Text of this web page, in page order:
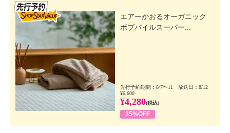
エアーかおるオーガニック
ボブパイルスーパー...
先行予約期間：8/7〜11 放送日：8/12
¥6,600
¥4,280(税込)
35%OFF